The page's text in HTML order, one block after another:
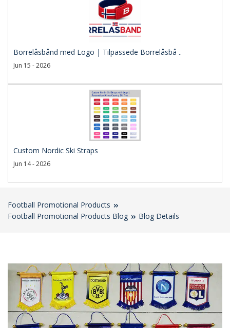
Borrelåsbånd med Logo | Tilpassede Borrelåsbå ..
Jun 15 - 2026
Custom Nordic Ski Straps
Jun 14 - 2026
Football Promotional Products
Football Promotional Products Blog
Blog Details